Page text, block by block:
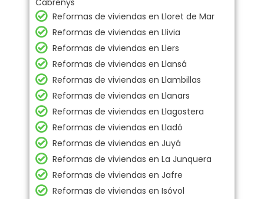
Cabrenys
Reformas de viviendas en Lloret de Mar
Reformas de viviendas en Llivia
Reformas de viviendas en Llers
Reformas de viviendas en Llansá
Reformas de viviendas en Llambillas
Reformas de viviendas en Llanars
Reformas de viviendas en Llagostera
Reformas de viviendas en Lladó
Reformas de viviendas en Juyá
Reformas de viviendas en La Junquera
Reformas de viviendas en Jafre
Reformas de viviendas en Isóvol